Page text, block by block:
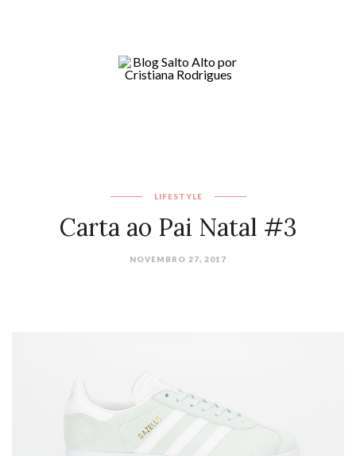
LIFESTYLE
Carta ao Pai Natal #3
NOVEMBRO 27, 2017